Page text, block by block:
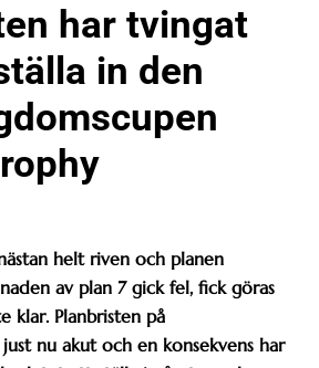
har tvingat
in den
helt riven och planen
av plan 7 gick fel, fick göras
klar. Planbristen på
nu akut och en konsekvens har